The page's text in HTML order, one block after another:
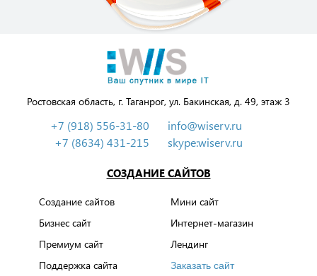
Ростовская область, г. Таганрог, ул. Бакинская, д. 49, этаж 3
+7 (918) 556-31-80
+7 (8634) 431-215
info@wiserv.ru
skype:wiserv.ru
СОЗДАНИЕ САЙТОВ
Создание сайтов
Мини сайт
Бизнес сайт
Интернет-магазин
Премиум сайт
Лендинг
Поддержка сайта
Заказать сайт